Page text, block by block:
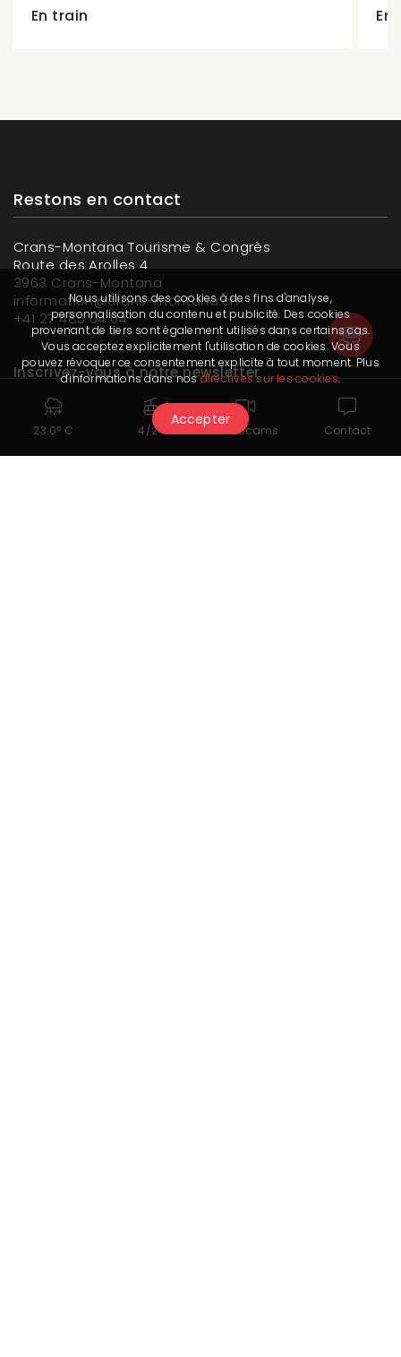
En train En
Restons en contact
Crans-Montana Tourisme & Congrès
Route des Arolles 4
3963 Crans-Montana
information@crans-montana.ch
+41 27 485 04 04
Inscrivez-vous à notre newsletter
Lire notre dernière newsletter
23.0° C 4/24 Webcams Contact
Nous utilisons des cookies à des fins d'analyse,
personnalisation du contenu et publicité. Des cookies
provenant de tiers sont également utilisés dans certains cas.
Vous acceptez explicitement l'utilisation de cookies. Vous
pouvez révoquer ce consentement explicite à tout moment. Plus
d'informations dans nosdirectives sur les cookies.
Accepter